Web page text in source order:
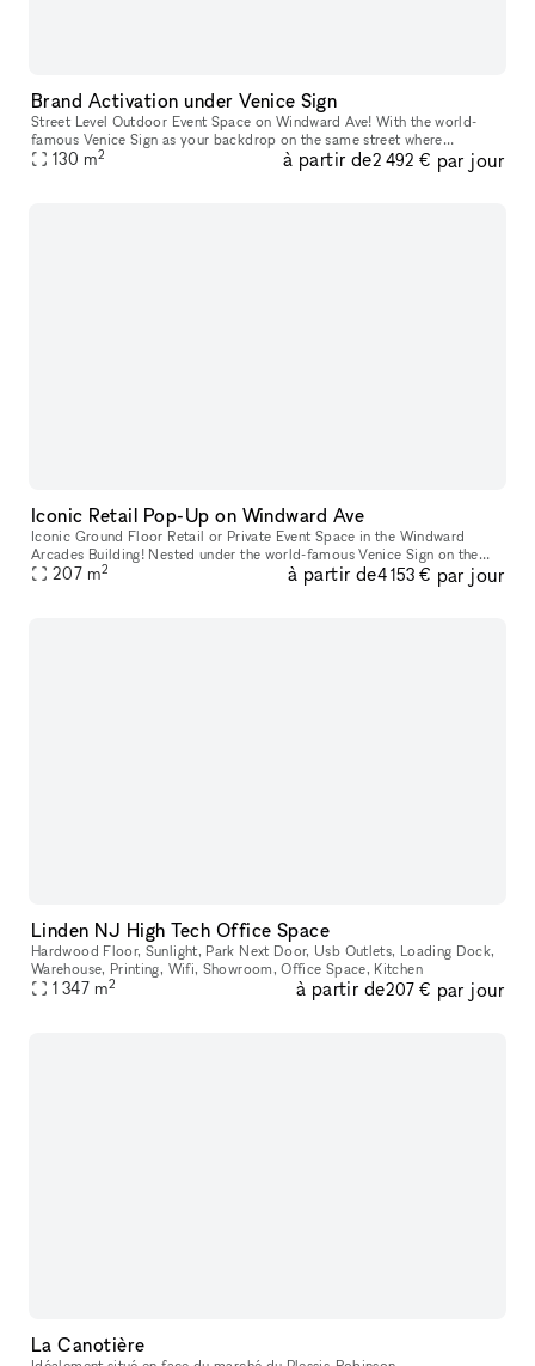
Brand Activation under Venice Sign
Street Level Outdoor Event Space on Windward Ave! With the world-
famous Venice Sign as your backdrop on the same street where
Christian Dior showcased their 2022 Men's Fashion Show, this outdoor
130 m2 à partir de2 492 € par jour
Iconic Retail Pop-Up on Windward Ave
Iconic Ground Floor Retail or Private Event Space in the Windward
Arcades Building! Nested under the world-famous Venice Sign on the
same street where Christian Dior showcased their 2022 Men's Fashi
207 m2 à partir de4 153 € par jour
Linden NJ High Tech Office Space
Hardwood Floor, Sunlight, Park Next Door, Usb Outlets, Loading Dock,
Warehouse, Printing, Wifi, Showroom, Office Space, Kitchen
1 347 m2 à partir de207 € par jour
La Canotière